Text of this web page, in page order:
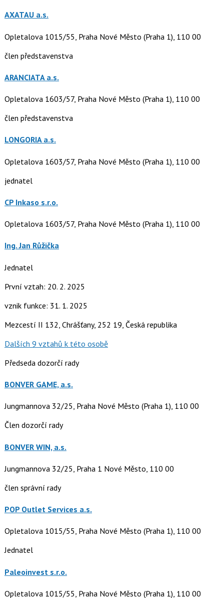
AXATAU a.s.
Opletalova 1015/55, Praha Nové Město (Praha 1), 110 00
člen představenstva
ARANCIATA a.s.
Opletalova 1603/57, Praha Nové Město (Praha 1), 110 00
člen představenstva
LONGORIA a.s.
Opletalova 1603/57, Praha Nové Město (Praha 1), 110 00
jednatel
CP Inkaso s.r.o.
Opletalova 1603/57, Praha Nové Město (Praha 1), 110 00
Ing. Jan Růžička
Jednatel
První vztah: 20. 2. 2025
vznik funkce: 31. 1. 2025
Mezcestí II 132, Chrášťany, 252 19, Česká republika
Dalších 9 vztahů k této osobě
Předseda dozorčí rady
BONVER GAME, a.s.
Jungmannova 32/25, Praha Nové Město (Praha 1), 110 00
Člen dozorčí rady
BONVER WIN, a.s.
Jungmannova 32/25, Praha 1 Nové Město, 110 00
člen správní rady
POP Outlet Services a.s.
Opletalova 1015/55, Praha Nové Město (Praha 1), 110 00
Jednatel
Paleoinvest s.r.o.
Opletalova 1015/55, Praha Nové Město (Praha 1), 110 00